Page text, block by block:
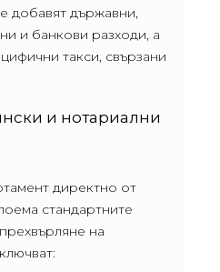
добавят държавни,
и банкови разходи, а
такси, свързани
и нотариални
директно от
стандартните
на